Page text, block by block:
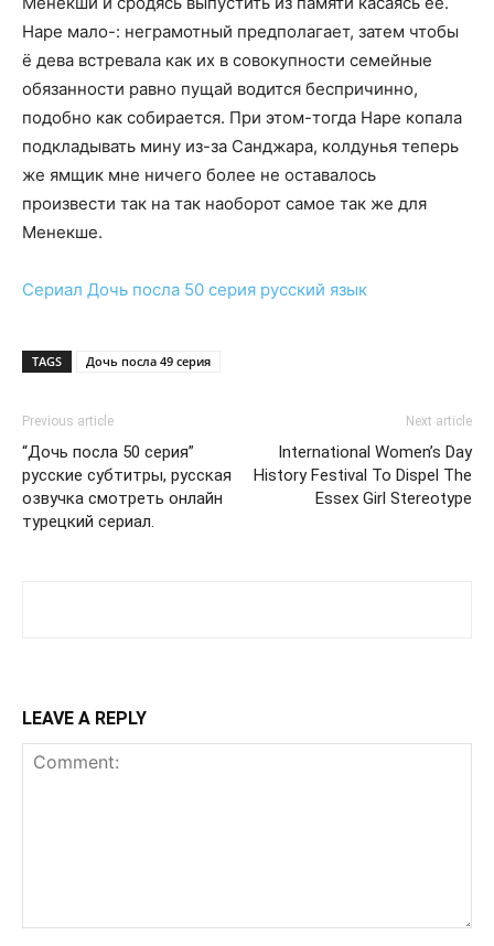
Наре мало-: неграмотный предполагает, затем чтобы
ё дева встревала как их в совокупности семейные
обязанности равно пущай водится беспричинно,
подобно как собирается. При этом-тогда Наре копала
подкладывать мину из-за Санджара, колдунья теперь
же ямщик мне ничего более не оставалось
произвести так на так наоборот самое так же для
Менекше.
Сериал Дочь посла 50 серия русский язык
TAGS Дочь посла 49 серия
Previous article
“Дочь посла 50 серия”
русские субтитры, русская
озвучка смотреть онлайн
турецкий сериал.
Next article
International Women’s Day
History Festival To Dispel The
Essex Girl Stereotype
LEAVE A REPLY